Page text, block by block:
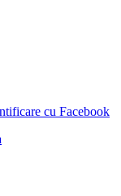
cu Facebook